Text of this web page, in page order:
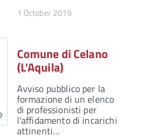
1 October 2019
Comune di Celano
(L’Aquila)
Avviso pubblico per la
formazione di un elenco
di professionisti per
l'affidamento di incarichi
attinenti…